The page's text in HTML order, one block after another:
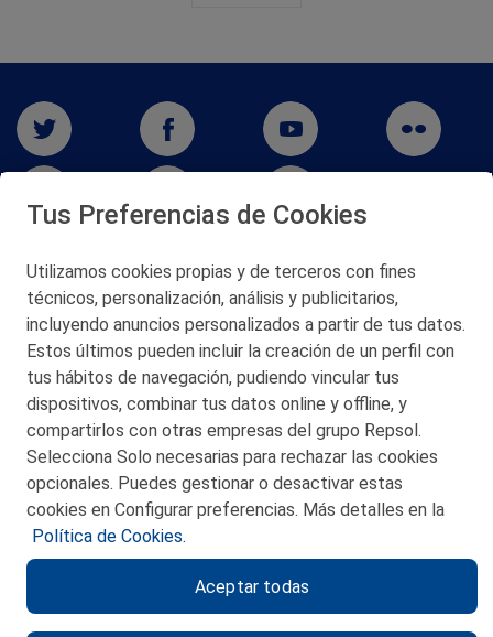
San Martín 5-Edificio Muñatones,
48550 Muskiz (Bizkaia)
Telf. 946 357 000
© 2026 Petronor S.A.
CONTACTO
POLITICA DE PRIVACIDAD
AVISO LEGAL
Tus Preferencias de Cookies
Utilizamos cookies propias y de terceros con fines
técnicos, personalización, análisis y publicitarios,
incluyendo anuncios personalizados a partir de tus datos.
Estos últimos pueden incluir la creación de un perfil con
tus hábitos de navegación, pudiendo vincular tus
dispositivos, combinar tus datos online y offline, y
compartirlos con otras empresas del grupo Repsol.
Selecciona Solo necesarias para rechazar las cookies
opcionales. Puedes gestionar o desactivar estas
cookies en Configurar preferencias. Más detalles en la
Política de Cookies.
Aceptar todas